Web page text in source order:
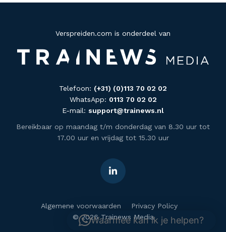
Verspreiden.com is onderdeel van
Telefoon: (+31) (0)113 70 02 02
WhatsApp: 0113 70 02 02
E-mail: support@trainews.nl
Bereikbaar op maandag t/m donderdag van 8.30 uur tot
17.00 uur en vrijdag tot 15.30 uur
Algemene voorwaarden
Privacy Policy
© 2026 Trainews Media
Waarmee kan ik je helpen?